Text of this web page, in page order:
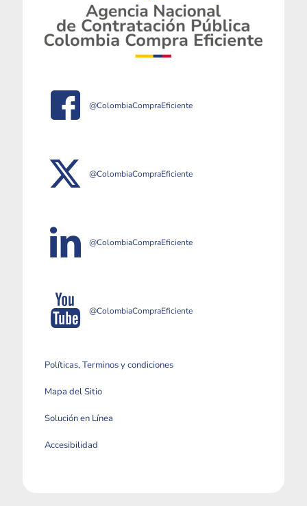
@ColombiaCompraEficiente
@ColombiaCompraEficiente
@ColombiaCompraEficiente
@ColombiaCompraEficiente
Políticas, Terminos y condiciones
Mapa del Sitio
Solución en Línea
Accesibilidad